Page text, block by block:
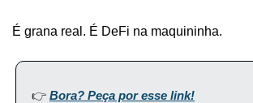
É grana real. É DeFi na maquininha.
👉 Bora? Peça por esse link!